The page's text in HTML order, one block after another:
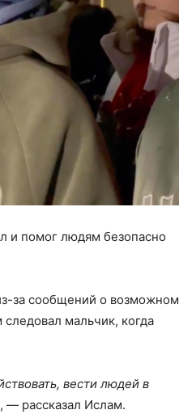
и помог людям безопасно
за сообщений о возможном
мальчик, когда
вести людей в
— рассказал Ислам.